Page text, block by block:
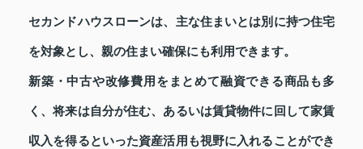
セカンドハウスローンは、主な住まいとは別に持つ住宅
を対象とし、親の住まい確保にも利用できます。
新築・中古や改修費用をまとめて融資できる商品も多
く、将来は自分が住む、あるいは賃貸物件に回して家賃
収入を得るといった資産活用も視野に入れることができ